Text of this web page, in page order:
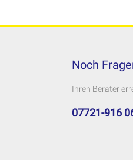
Noch
Ihren Berater
07721-916